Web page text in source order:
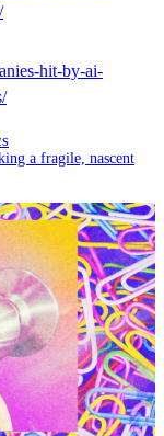
hit-by-ai-
a fragile, nascent